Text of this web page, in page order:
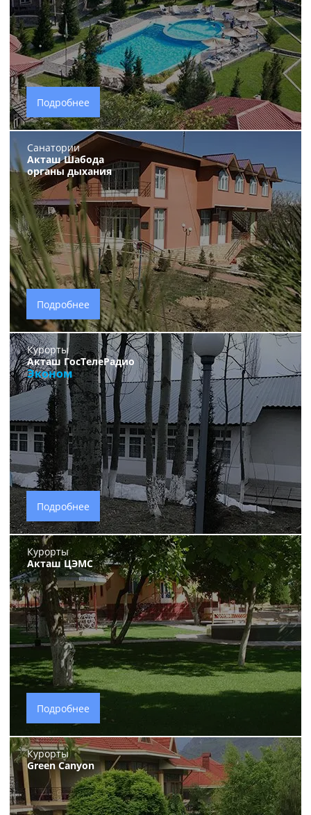
Подробнее
Санатории
Акташ Шабода
органы дыхания
Подробнее
Курорты
Акташ ГосТелеРадио
Эконом
Подробнее
Курорты
Акташ ЦЭМС
Подробнее
Курорты
Green Canyon